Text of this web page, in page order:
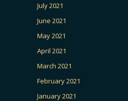
July 2021
June 2021
May 2021
April 2021
March 2021
February 2021
January 2021